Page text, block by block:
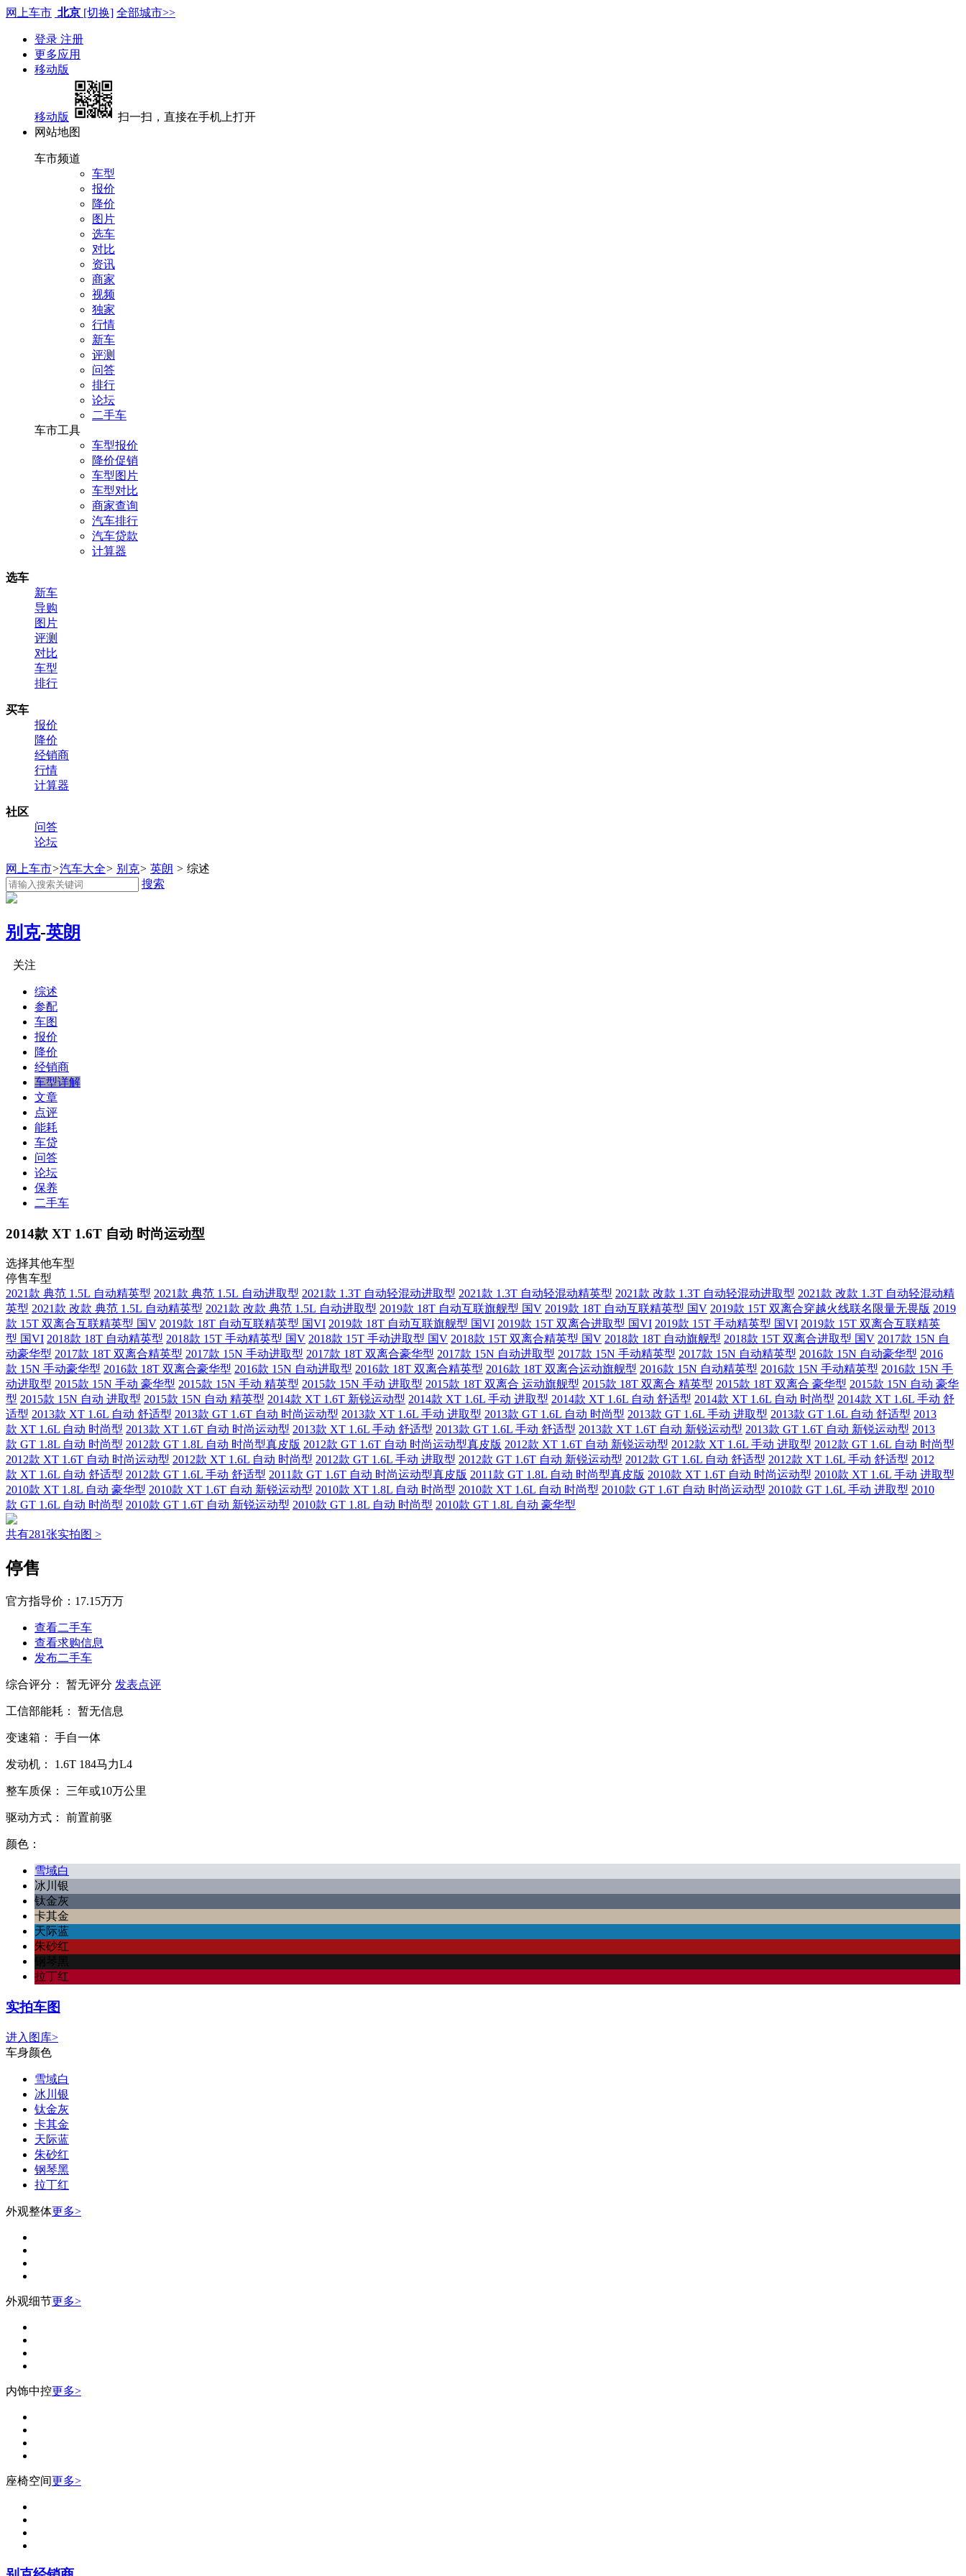
网上车市 北京 [切换] 全部城市>>
登录 注册
更多应用
移动版
移动版
扫一扫，直接在手机上打开
网站地图
车市频道
车型
报价
降价
图片
选车
对比
资讯
商家
视频
独家
行情
新车
评测
问答
排行
论坛
二手车
车市工具
车型报价
降价促销
车型图片
车型对比
商家查询
汽车排行
汽车贷款
计算器
选车
新车
导购
图片
评测
对比
车型
排行
买车
报价
降价
经销商
行情
计算器
社区
问答
论坛
网上车市>汽车大全> 别克> 英朗 > 综述
搜索
别克-英朗
关注
综述
参配
车图
报价
降价
经销商
车型详解
文章
点评
能耗
车贷
问答
论坛
保养
二手车
2014款 XT 1.6T 自动 时尚运动型
选择其他车型
停售车型
2021款 典范 1.5L 自动精英型 2021款 典范 1.5L 自动进取型 2021款 1.3T 自动轻混动进取型 2021款 1.3T 自动轻混动精英型 2021款 改款 1.3T 自动轻混动进取型 2021款 改款 1.3T 自动轻混动精
英型 2021款 改款 典范 1.5L 自动精英型 2021款 改款 典范 1.5L 自动进取型 2019款 18T 自动互联旗舰型 国V 2019款 18T 自动互联精英型 国V 2019款 15T 双离合穿越火线联名限量无畏版 2019
款 15T 双离合互联精英型 国V 2019款 18T 自动互联精英型 国VI 2019款 18T 自动互联旗舰型 国VI 2019款 15T 双离合进取型 国VI 2019款 15T 手动精英型 国VI 2019款 15T 双离合互联精英
型 国VI 2018款 18T 自动精英型 2018款 15T 手动精英型 国V 2018款 15T 手动进取型 国V 2018款 15T 双离合精英型 国V 2018款 18T 自动旗舰型 2018款 15T 双离合进取型 国V 2017款 15N 自
动豪华型 2017款 18T 双离合精英型 2017款 15N 手动进取型 2017款 18T 双离合豪华型 2017款 15N 自动进取型 2017款 15N 手动精英型 2017款 15N 自动精英型 2016款 15N 自动豪华型 2016
款 15N 手动豪华型 2016款 18T 双离合豪华型 2016款 15N 自动进取型 2016款 18T 双离合精英型 2016款 18T 双离合运动旗舰型 2016款 15N 自动精英型 2016款 15N 手动精英型 2016款 15N 手
动进取型 2015款 15N 手动 豪华型 2015款 15N 手动 精英型 2015款 15N 手动 进取型 2015款 18T 双离合 运动旗舰型 2015款 18T 双离合 精英型 2015款 18T 双离合 豪华型 2015款 15N 自动 豪华
型 2015款 15N 自动 进取型 2015款 15N 自动 精英型 2014款 XT 1.6T 新锐运动型 2014款 XT 1.6L 手动 进取型 2014款 XT 1.6L 自动 舒适型 2014款 XT 1.6L 自动 时尚型 2014款 XT 1.6L 手动 舒
适型 2013款 XT 1.6L 自动 舒适型 2013款 GT 1.6T 自动 时尚运动型 2013款 XT 1.6L 手动 进取型 2013款 GT 1.6L 自动 时尚型 2013款 GT 1.6L 手动 进取型 2013款 GT 1.6L 自动 舒适型 2013
款 XT 1.6L 自动 时尚型 2013款 XT 1.6T 自动 时尚运动型 2013款 XT 1.6L 手动 舒适型 2013款 GT 1.6L 手动 舒适型 2013款 XT 1.6T 自动 新锐运动型 2013款 GT 1.6T 自动 新锐运动型 2013
款 GT 1.8L 自动 时尚型 2012款 GT 1.8L 自动 时尚型真皮版 2012款 GT 1.6T 自动 时尚运动型真皮版 2012款 XT 1.6T 自动 新锐运动型 2012款 XT 1.6L 手动 进取型 2012款 GT 1.6L 自动 时尚型
2012款 XT 1.6T 自动 时尚运动型 2012款 XT 1.6L 自动 时尚型 2012款 GT 1.6L 手动 进取型 2012款 GT 1.6T 自动 新锐运动型 2012款 GT 1.6L 自动 舒适型 2012款 XT 1.6L 手动 舒适型 2012
款 XT 1.6L 自动 舒适型 2012款 GT 1.6L 手动 舒适型 2011款 GT 1.6T 自动 时尚运动型真皮版 2011款 GT 1.8L 自动 时尚型真皮版 2010款 XT 1.6T 自动 时尚运动型 2010款 XT 1.6L 手动 进取型
2010款 XT 1.8L 自动 豪华型 2010款 XT 1.6T 自动 新锐运动型 2010款 XT 1.8L 自动 时尚型 2010款 XT 1.6L 自动 时尚型 2010款 GT 1.6T 自动 时尚运动型 2010款 GT 1.6L 手动 进取型 2010
款 GT 1.6L 自动 时尚型 2010款 GT 1.6T 自动 新锐运动型 2010款 GT 1.8L 自动 时尚型 2010款 GT 1.8L 自动 豪华型
共有281张实拍图 >
停售
官方指导价： 17.15万万
查看二手车
查看求购信息
发布二手车
综合评分： 暂无评分 发表点评
工信部能耗： 暂无信息
变速箱： 手自一体
发动机： 1.6T 184马力L4
整车质保： 三年或10万公里
驱动方式： 前置前驱
颜色：
雪域白
冰川银
钛金灰
卡其金
天际蓝
朱砂红
拉丁红
实拍车图
进入图库>
车身颜色
雪域白
冰川银
钛金灰
卡其金
天际蓝
朱砂红
钢琴黑
拉丁红
外观整体更多>
外观细节更多>
内饰中控更多>
座椅空间更多>